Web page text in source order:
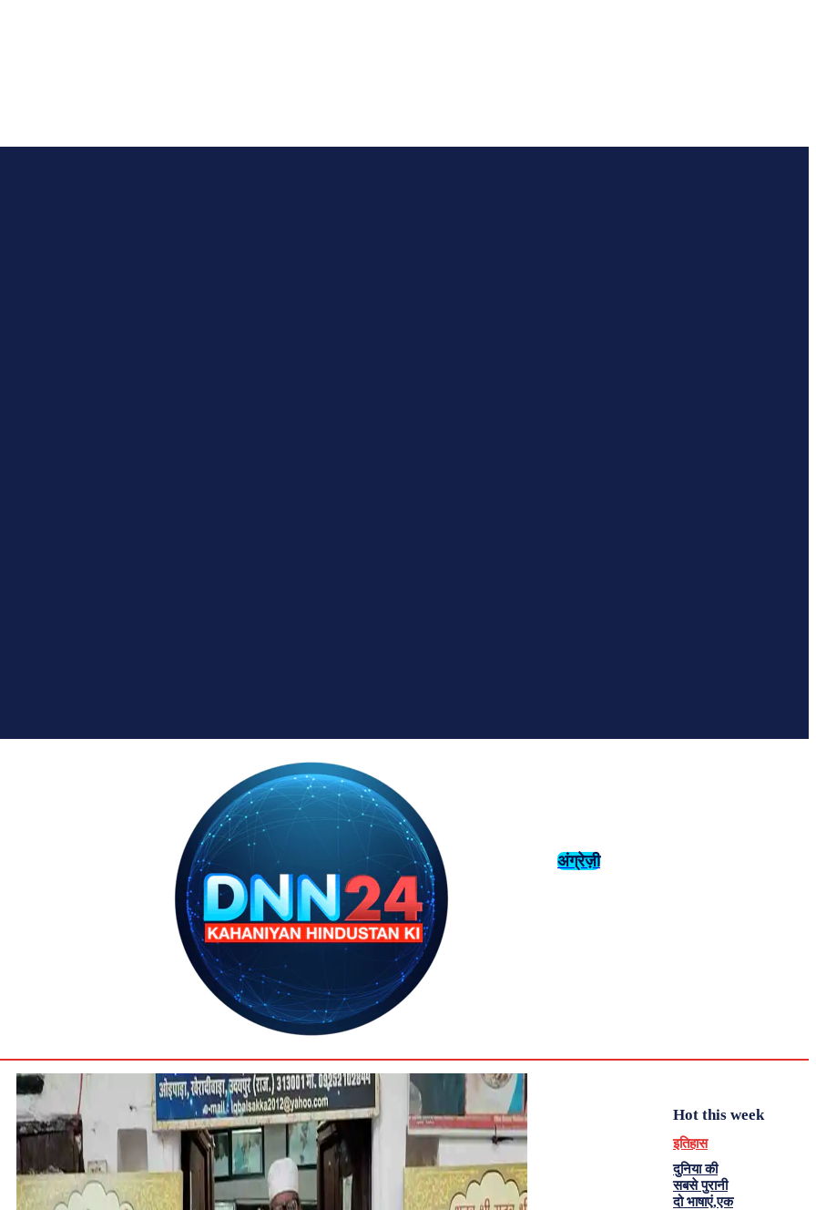
अंग्रेज़ी
Hot this week
इतिहास
दुनिया की
सबसे पुरानी
दो भाषाएं,एक